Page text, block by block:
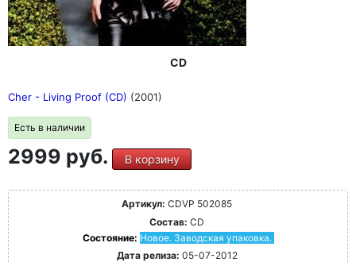
CD
Cher - Living Proof (CD) (2001)
Есть в наличии
2999 руб. В корзину
Артикул: CDVP 502085
Состав: CD
Состояние: Новое. Заводская упаковка.
Дата релиза: 05-07-2012